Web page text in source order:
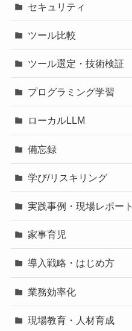
セキュリティ
ツール比較
ツール選定・技術検証
プログラミング学習
ローカルLLM
備忘録
学び/リスキリング
実践事例・現場レポート
家事育児
導入戦略・はじめ方
業務効率化
現場教育・人材育成